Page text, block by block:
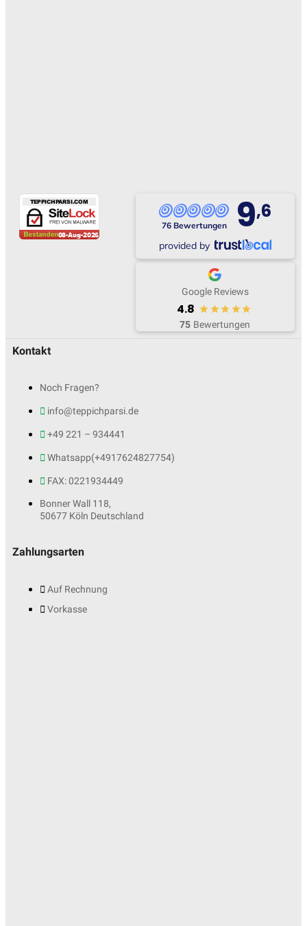
76 Bewertungen 9,6
provided by
Google Reviews
4.8
75 Bewertungen
Kontakt
Noch Fragen?
info@teppichparsi.de
+49 221 – 934441
Whatsapp(+4917624827754)
FAX: 0221934449
Bonner Wall 118,
50677 Köln Deutschland
Zahlungsarten
Auf Rechnung
Vorkasse